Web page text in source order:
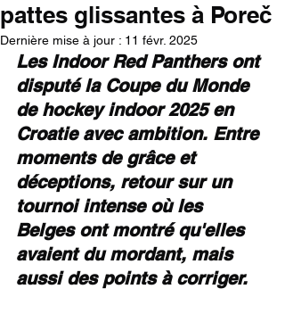
pattes glissantes à Poreč
Dernière mise à jour : 11 févr. 2025
Les Indoor Red Panthers ont
disputé la Coupe du Monde
de hockey indoor 2025 en
Croatie avec ambition. Entre
moments de grâce et
déceptions, retour sur un
tournoi intense où les
Belges ont montré qu'elles
avaient du mordant, mais
aussi des points à corriger.